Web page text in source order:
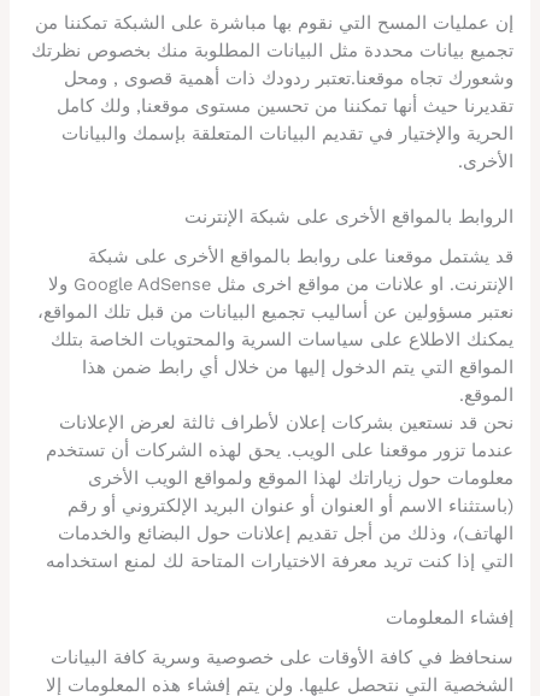
إن عمليات المسح التي نقوم بها مباشرة على الشبكة تمكننا من
تجميع بيانات محددة مثل البيانات المطلوبة منك بخصوص نظرتك
وشعورك تجاه موقعنا.تعتبر ردودك ذات أهمية قصوى , ومحل
تقديرنا حيث أنها تمكننا من تحسين مستوى موقعنا, ولك كامل
الحرية والإختيار في تقديم البيانات المتعلقة بإسمك والبيانات
الأخرى.
الروابط بالمواقع الأخرى على شبكة الإنترنت
قد يشتمل موقعنا على روابط بالمواقع الأخرى على شبكة
الإنترنت. او علانات من مواقع اخرى مثل Google AdSense ولا
نعتبر مسؤولين عن أساليب تجميع البيانات من قبل تلك المواقع،
يمكنك الاطلاع على سياسات السرية والمحتويات الخاصة بتلك
المواقع التي يتم الدخول إليها من خلال أي رابط ضمن هذا
الموقع.
نحن قد نستعين بشركات إعلان لأطراف ثالثة لعرض الإعلانات
عندما تزور موقعنا على الويب. يحق لهذه الشركات أن تستخدم
معلومات حول زياراتك لهذا الموقع ولمواقع الويب الأخرى
(باستثناء الاسم أو العنوان أو عنوان البريد الإلكتروني أو رقم
الهاتف)، وذلك من أجل تقديم إعلانات حول البضائع والخدمات
التي إذا كنت تريد معرفة الاختيارات المتاحة لك لمنع استخدامه
إفشاء المعلومات
سنحافظ في كافة الأوقات على خصوصية وسرية كافة البيانات
الشخصية التي نتحصل عليها. ولن يتم إفشاء هذه المعلومات إلا